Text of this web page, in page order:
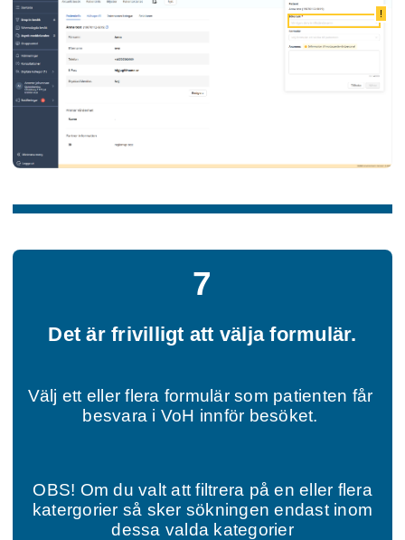
!
7
Det är frivilligt att välja formulär.
Välj ett eller flera formulär som patienten får
besvara i VoH innför besöket.
OBS! Om du valt att filtrera på en eller flera
katergorier så sker sökningen endast inom
dessa valda kategorier